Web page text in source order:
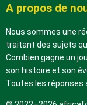
A propos de
Nous sommes une
traitant des sujets
Combien gagne un
son histoire et son
Toutes les réponses